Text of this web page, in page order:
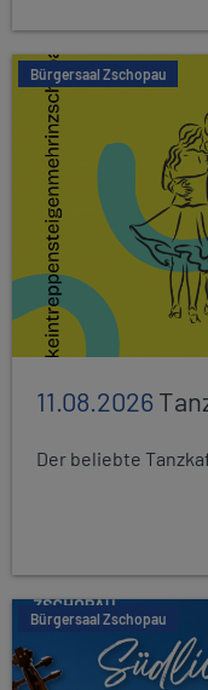
Bürgersaal Zschopau
11.08.2026
Der beliebte
Bürgersaal Zschopau